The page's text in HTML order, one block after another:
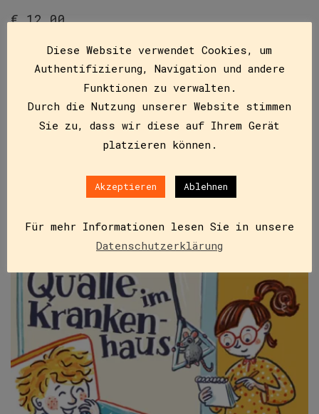
€12,00
„Wieso passiert das ausgerechnet mir?“, denkt Max
Kallinger, genannt Qualle. „Unfair ist das, unfair
und gemein!“ Genau am Beginn der Sommerferien
bekommt er eine Lungenentzündung,…
IN DEN WARENKORB
Diese Website verwendet Cookies, um
Authentifizierung, Navigation und andere
Funktionen zu verwalten.
Durch die Nutzung unserer Website stimmen
Sie zu, dass wir diese auf Ihrem Gerät
platzieren können.
Akzeptieren Ablehnen
Für mehr Informationen lesen Sie in unsere
Datenschutzerklärung